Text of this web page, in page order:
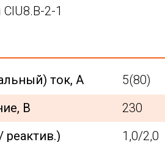
ток, А
В
реактив.)
5(80)
230
1,0/2,0
2-1